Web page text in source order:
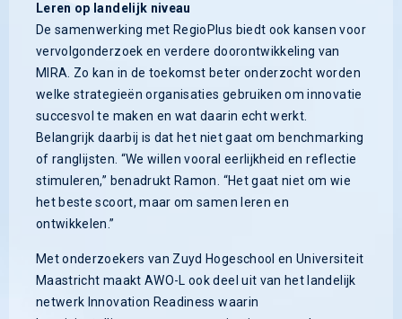
Leren op landelijk niveau
De samenwerking met RegioPlus biedt ook kansen voor
vervolgonderzoek en verdere doorontwikkeling van
MIRA. Zo kan in de toekomst beter onderzocht worden
welke strategieën organisaties gebruiken om innovatie
succesvol te maken en wat daarin echt werkt.
Belangrijk daarbij is dat het niet gaat om benchmarking
of ranglijsten. “We willen vooral eerlijkheid en reflectie
stimuleren,” benadrukt Ramon. “Het gaat niet om wie
het beste scoort, maar om samen leren en
ontwikkelen.”
Met onderzoekers van Zuyd Hogeschool en Universiteit
Maastricht maakt AWO-L ook deel uit van het landelijk
netwerk Innovation Readiness waarin